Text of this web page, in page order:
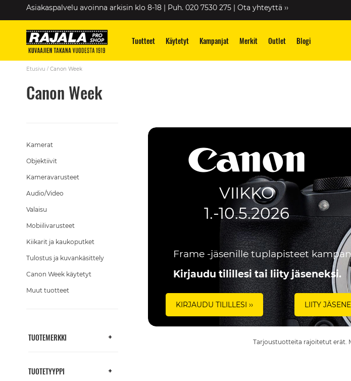
Skip
Asiakaspalvelu avoinna arkisin klo 8-18 | Puh. 020 7530 275 | Ota yhteyttä ››
Tuotteet Käytetyt Kampanjat Merkit Outlet Blogi
Etusivu Canon Week
Canon Week
VIIKKO
1.-10.5.2026
Frame -jäsenille tuplapisteet
Kirjaudu tilillesi tai liity jäseneksi.
KIRJAUDU TILILLESI ›› LIITY
Tarjoustuotteita rajoitetut erät.
Kamerat
Objektiivit
Kameravarusteet
Audio/Video
Valaisu
Mobiilivarusteet
Kiikarit ja kaukoputket
Tulostus ja kuvankäsittely
Canon Week käytetyt
Muut tuotteet
TUOTEMERKKI
TUOTETYYPPI